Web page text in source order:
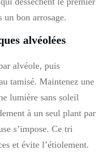
un bon arrosage.
alvéolées
alvéole, puis
tamisé. Maintenez une
lumière sans soleil
à un seul plant par
s’impose. Ce tri
et évite l’étiolement.